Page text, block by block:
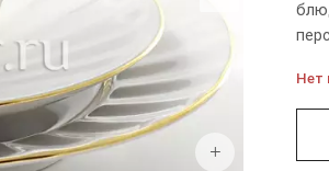
+
Нет